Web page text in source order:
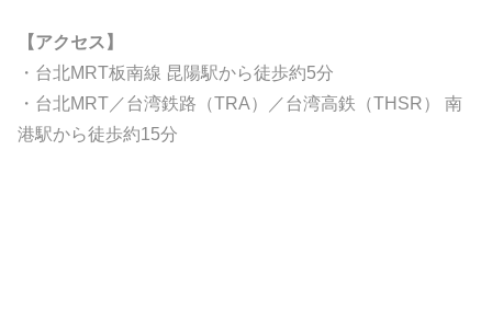
【アクセス】
・台北MRT板南線 昆陽駅から徒歩約5分
・台北MRT／台湾鉄路（TRA）／台湾高鉄（THSR） 南
港駅から徒歩約15分